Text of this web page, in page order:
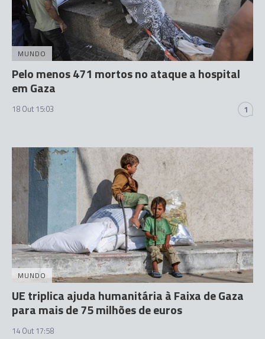
MUNDO
Pelo menos 471 mortos no ataque a hospital
em Gaza
18 Out 15:03 1
MUNDO
UE triplica ajuda humanitária à Faixa de Gaza
para mais de 75 milhões de euros
14 Out 17:58